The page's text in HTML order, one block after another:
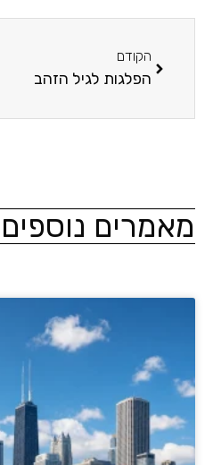
הפלגות לגיל הזהב
נוספים